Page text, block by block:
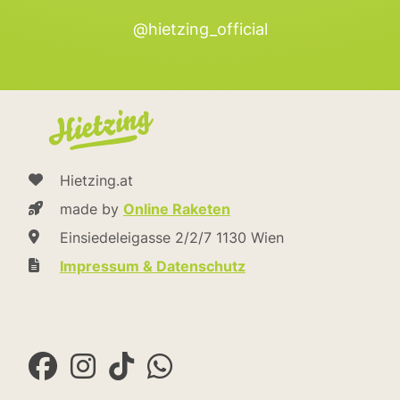
@hietzing_official
Hietzing.at
made by Online Raketen
Einsiedeleigasse 2/2/7 1130 Wien
Impressum & Datenschutz